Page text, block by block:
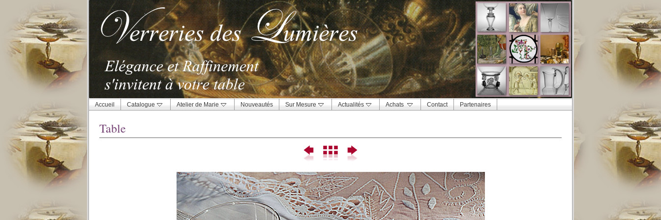
Accueil Catalogue Atelier de Marie Nouveautés Sur Mesure Actualités Achats Contact Partenaires
Table